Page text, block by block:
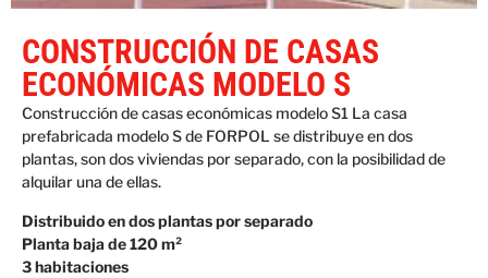
CONSTRUCCIÓN DE CASAS
ECONÓMICAS MODELO S
Construcción de casas económicas modelo S1 La casa
prefabricada modelo S de FORPOL se distribuye en dos
plantas, son dos viviendas por separado, con la posibilidad de
alquilar una de ellas.
Distribuido en dos plantas por separado
Planta baja de 120 m²
3 habitaciones